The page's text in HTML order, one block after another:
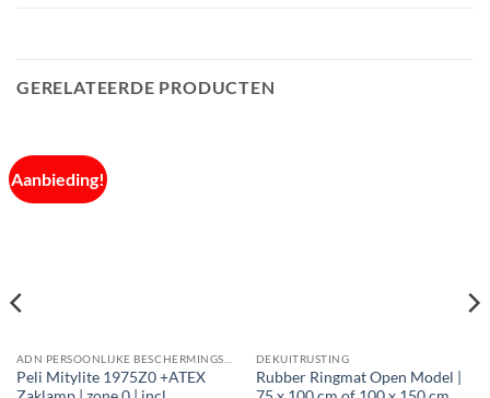
GERELATEERDE PRODUCTEN
Aanbieding!
Peli Mitylite 1975Z0 +ATEX
DEKUITRUSTING
Rubber Ringmat Open Model |